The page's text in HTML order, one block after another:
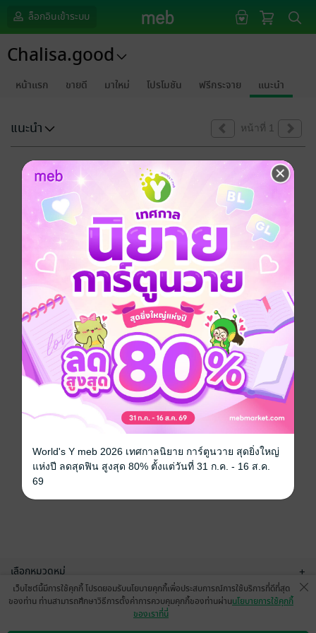
ล็อกอินเข้าระบบ
Chalisa.good
หน้าแรก ขายดี มาใหม่ โปรโมชัน ฟรีกระจาย แนะนำ
แนะนำ หน้าที่ 1
ขออภัยด้วยนะคะ
ไม่พบข้อมูลในหัวข้อที่คุณกำลังชมค่ะ
เลือกหมวดหมู่ +
บริการช่วยเหลือ
เว็บไซต์นี้มีการใช้คุกกี้ โปรดยอมรับนโยบายคุกกี้เพื่อประสบการณ์การใช้บริการที่ดีที่สุด
ของท่าน ท่านสามารถศึกษาวิธีการตั้งค่าการควบคุมคุกกี้ของท่านผ่านนโยบายการใช้คุกกี้
ของเราที่นี่
World's Y meb 2026 เทศกาลนิยาย การ์ตูนวาย สุดยิ่งใหญ่
แห่งปี ลดสุดฟิน สูงสุด 80% ตั้งแต่วันที่ 31 ก.ค. - 16 ส.ค.
69